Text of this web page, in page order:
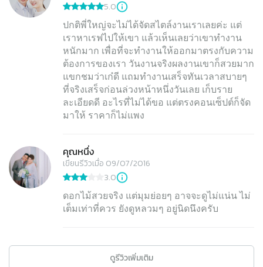
5.0
ปกติพี่ใหญ่จะไม่ได้จัดสไตล์งานเราเลยค่ะ แต่
เราหาเรฟไปให้เขา แล้วเห็นเลยว่าเขาทำงาน
หนักมาก เพื่อที่จะทำงานให้ออกมาตรงกับความ
ต้องการของเรา วันงานจริงผลงานเขาก็สวยมาก
แขกชมว่าเก๋ดี แถมทำงานเสร็จทันเวลาสบายๆ
ที่จริงเสร็จก่อนล่วงหน้าหนึ่งวันเลย เก็บราย
ละเอียดดี อะไรที่ไม่ได้ขอ แต่ตรงคอนเซ็ปต์ก็จัด
มาให้ ราคาก็ไม่แพง
คุณหนึ่ง
เขียนรีวิวเมื่อ 09/07/2016
3.0
ดอกไม้สวยจริง แต่มุมย่อยๆ อาจจะดูไม่แน่น ไม่
เต็มเท่าที่ควร ยังดูหลวมๆ อยู่นิดนึงครับ
ดูรีวิวเพิ่มเติม